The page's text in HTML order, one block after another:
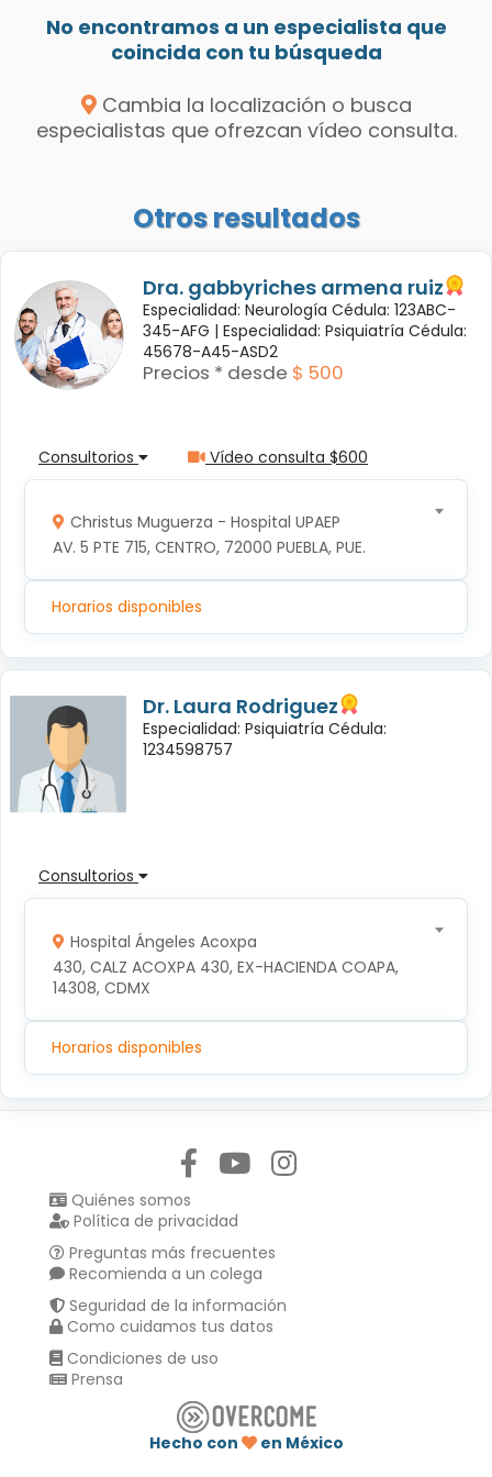
No encontramos a un especialista que
coincida con tu búsqueda
Cambia la localización o busca
especialistas que ofrezcan vídeo consulta.
Otros resultados
Dra. gabbyriches armena ruiz
Especialidad: Neurología Cédula: 123ABC-
345-AFG | Especialidad: Psiquiatría Cédula:
45678-A45-ASD2
Precios * desde $ 500
Consultorios Vídeo consulta $600
Christus Muguerza - Hospital UPAEP
AV. 5 PTE 715, CENTRO, 72000 PUEBLA, PUE.
Horarios disponibles
Dr. Laura Rodriguez
Especialidad: Psiquiatría Cédula:
1234598757
Consultorios
Hospital Ángeles Acoxpa
430, CALZ ACOXPA 430, EX-HACIENDA COAPA,
14308, CDMX
Horarios disponibles
Quiénes somos
Política de privacidad
Preguntas más frecuentes
Recomienda a un colega
Seguridad de la información
Como cuidamos tus datos
Condiciones de uso
Prensa
Hecho con
en México